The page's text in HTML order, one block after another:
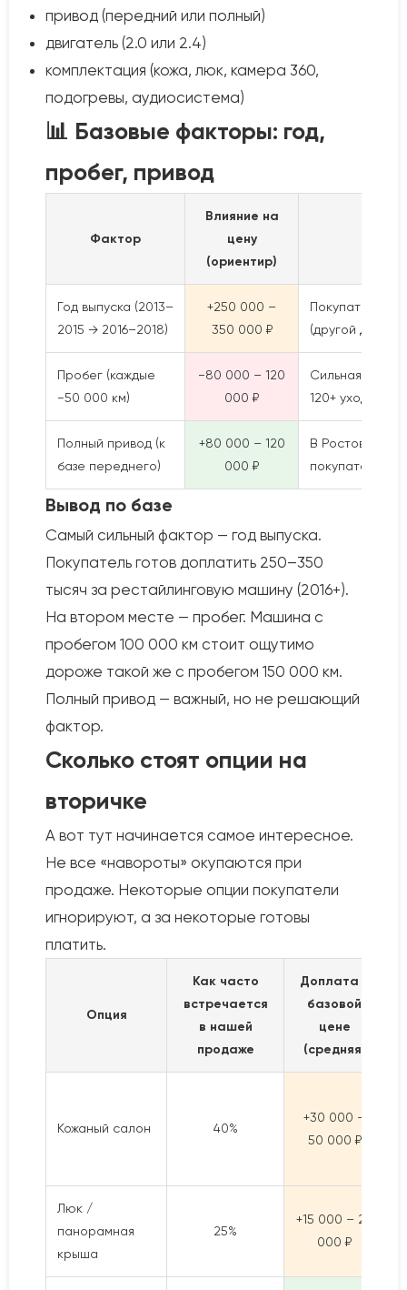
привод (передний или полный)
двигатель (2.0 или 2.4)
комплектация (кожа, люк, камера 360,
подогревы, аудиосистема)
📊 Базовые факторы: год,
пробег, привод
Фактор
Влияние на
цену
(ориентир)
Год выпуска (2013–
2015 → 2016–2018)
+250 000 –
350 000 ₽
Покупатели
(другой
Пробег (каждые
−50 000 км)
−80 000 – 120
000 ₽
Сильная
120+ уходят со
Полный привод (к
базе переднего)
+80 000 – 120
000 ₽
В Ростове
покупателей
Вывод по базе
Самый сильный фактор — год выпуска.
Покупатель готов доплатить 250–350
тысяч за рестайлинговую машину (2016+).
На втором месте — пробег. Машина с
пробегом 100 000 км стоит ощутимо
дороже такой же с пробегом 150 000 км.
Полный привод — важный, но не решающий
фактор.
Сколько стоят опции на
вторичке
А вот тут начинается самое интересное.
Не все «навороты» окупаются при
продаже. Некоторые опции покупатели
игнорируют, а за некоторые готовы
платить.
Опция
Как часто
встречается
в нашей
продаже
Доплата к
базовой
цене
(средняя)
Кожаный салон 40%
+30 000 –
50 000 ₽
Люк /
панорамная
крыша
25%
+15 000 – 25
000 ₽